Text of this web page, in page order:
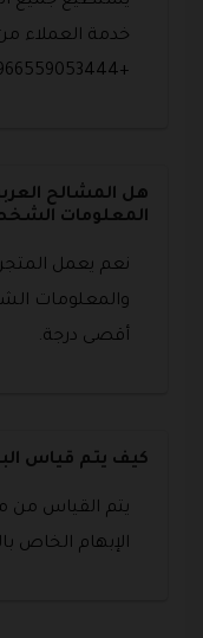
خدمة العملاء من
+966559053444.
هل المشالح
المعلومات
نعم يعمل
والمعلومات
أقصى درجة.
كيف يتم قياس
يتم القياس من
الإبهام الخاص